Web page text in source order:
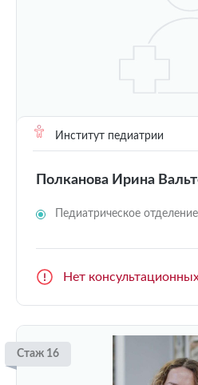
Институт педиатрии
Полканова Ирина
Педиатрическое
Нет
Стаж 16